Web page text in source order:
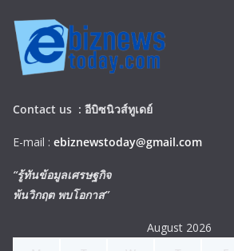
Contact us : อีบิซนิวส์ทูเดย์
E-mail : ebiznewstoday@gmail.com
“รู้ทันข้อมูลเศรษฐกิจ
พ้นวิกฤต พบโอกาส”
August 2026